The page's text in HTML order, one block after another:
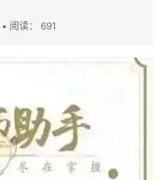
• 阅读： 691